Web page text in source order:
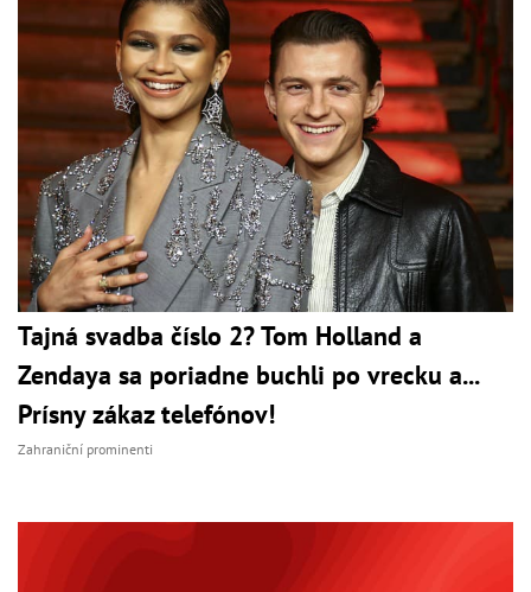
Tajná svadba číslo 2? Tom Holland a
Zendaya sa poriadne buchli po vrecku a...
Prísny zákaz telefónov!
Zahraniční prominenti